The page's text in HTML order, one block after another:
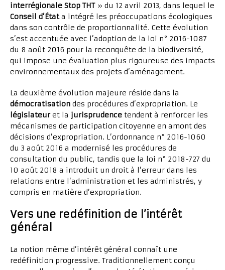
interrégionale Stop THT» du 12 avril 2013, dans lequel le
Conseil d’Étata intégré les préoccupations écologiques
dans son contrôle de proportionnalité. Cette évolution
s’est accentuée avec l’adoption de la loi n° 2016-1087
du 8 août 2016 pour la reconquête de la biodiversité,
qui impose une évaluation plus rigoureuse des impacts
environnementaux des projets d’aménagement.
La deuxième évolution majeure réside dans la
démocratisation des procédures d’expropriation. Le
législateuret la jurisprudence tendent à renforcer les
mécanismes de participation citoyenne en amont des
décisions d’expropriation. L’ordonnance n° 2016-1060
du 3 août 2016 a modernisé les procédures de
consultation du public, tandis que la loi n° 2018-727 du
10 août 2018 a introduit un droit à l’erreur dans les
relations entre l’administration et les administrés, y
compris en matière d’expropriation.
Vers une redéfinition de l’intérêt
général
La notion même d’intérêt général connaît une
redéfinition progressive. Traditionnellement conçu